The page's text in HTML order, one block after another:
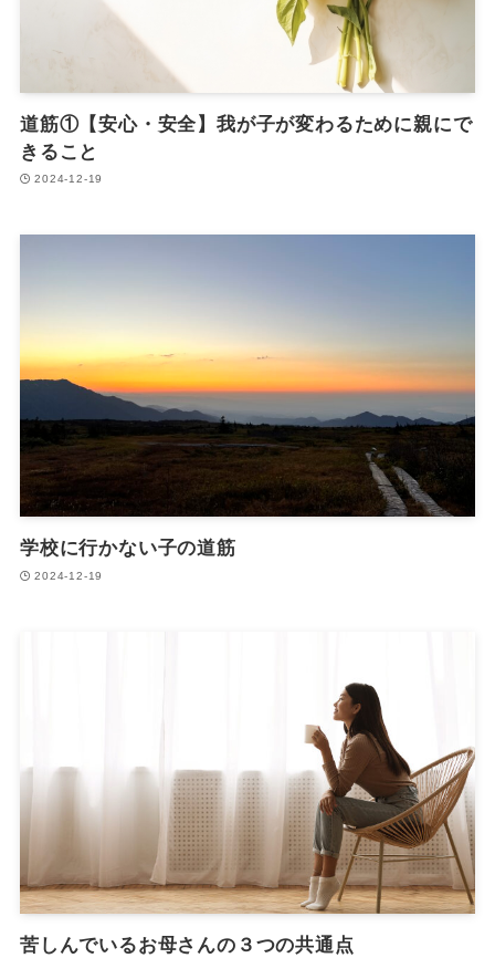
道筋①【安心・安全】我が子が変わるために親にで
きること
2024-12-19
学校に行かない子の道筋
2024-12-19
苦しんでいるお母さんの３つの共通点